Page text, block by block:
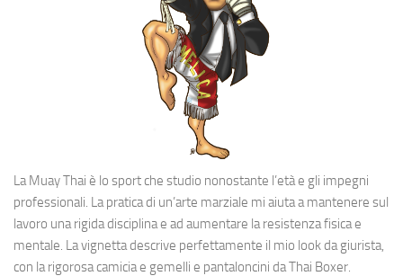
La Muay Thai è lo sport che studio nonostante l’età e gli impegni
professionali. La pratica di un’arte marziale mi aiuta a mantenere sul
lavoro una rigida disciplina e ad aumentare la resistenza fisica e
mentale. La vignetta descrive perfettamente il mio look da giurista,
con la rigorosa camicia e gemelli e pantaloncini da Thai Boxer.